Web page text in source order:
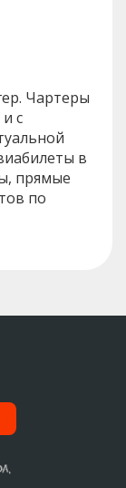
Чартеры
с
в
прямые
по